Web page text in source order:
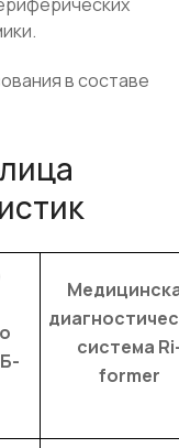
в составе
система
former